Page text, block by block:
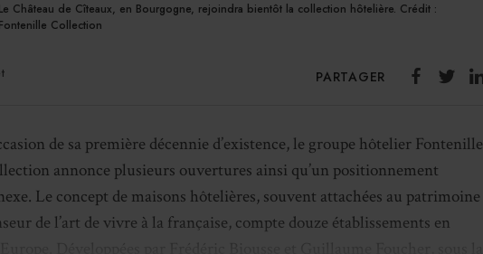
Le Château de Cîteaux, en Bourgogne, rejoindra bientôt la collection hôtelière. Crédit :
Fontenille Collection
PARTAGER
de sa première décennie d’existence, le groupe hôtelier Fontenille
annonce plusieurs ouvertures ainsi qu’un positionnement
Le concept de maisons hôtelières, souvent attachées au patrimoine
de l’art de vivre à la française, compte douze établissements en